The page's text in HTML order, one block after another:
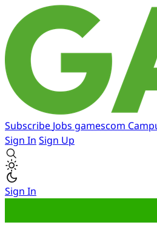
Subscribe Jobs gamescom
Sign In Sign Up
Sign In